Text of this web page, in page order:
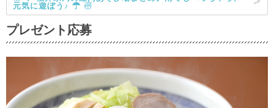
元気に遊ぼう♪ ☂ ☃
プレゼント応募